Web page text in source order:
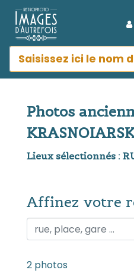
Photos
Lieux sélectionnés :
Affinez votre
Affinez votre recherche
2 photos